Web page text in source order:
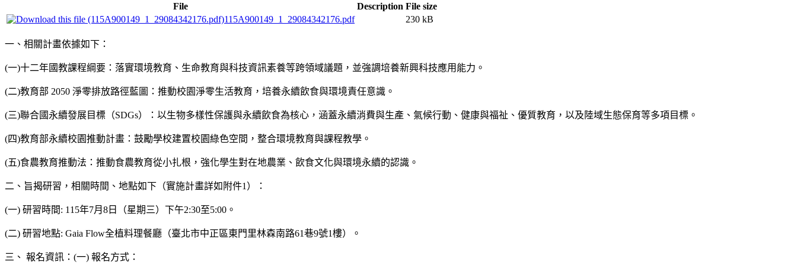
File
Description File size
115A900149_1_29084342176.pdf
230 kB
一、相關計畫依據如下：
(一)十二年國教課程綱要：落實環境教育、生命教育與科技資訊素養等跨領域議題，並強調培養新興科技應用能力。
(二)教育部 2050 淨零排放路徑藍圖：推動校園淨零生活教育，培養永續飲食與環境責任意識。
(三)聯合國永續發展目標（SDGs）：以生物多樣性保護與永續飲食為核心，涵蓋永續消費與生產、氣候行動、健康與福祉、優質教育，以及陸域生態保育等多項目標。
(四)教育部永續校園推動計畫：鼓勵學校建置校園綠色空間，整合環境教育與課程教學。
(五)食農教育推動法：推動食農教育從小扎根，強化學生對在地農業、飲食文化與環境永續的認識。
二、旨揭研習，相關時間、地點如下（實施計畫詳如附件1）：
(一) 研習時間: 115年7月8日（星期三）下午2:30至5:00。
(二) 研習地點: Gaia Flow全植料理餐廳（臺北市中正區東門里林森南路61巷9號1樓）。
三、 報名資訊：(一) 報名方式：